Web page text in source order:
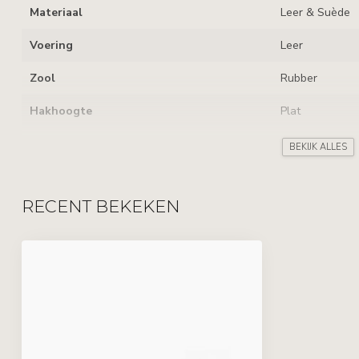
Materiaal Leer & Suède
Voering Leer
Zool Rubber
Hakhoogte Plat
Kenmerken
Leverancierscode
BEKIJK ALLES
RECENT BEKEKEN